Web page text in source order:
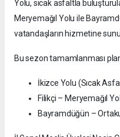
Yolu, sıcak asfaltla
Meryemağıl Yolu ile
vatandaşların hizmetine
Bu sezon tamamlanması
İkizce Yolu (Sıcak
Filikçi – Meryemağıl
Bayramdüğün –